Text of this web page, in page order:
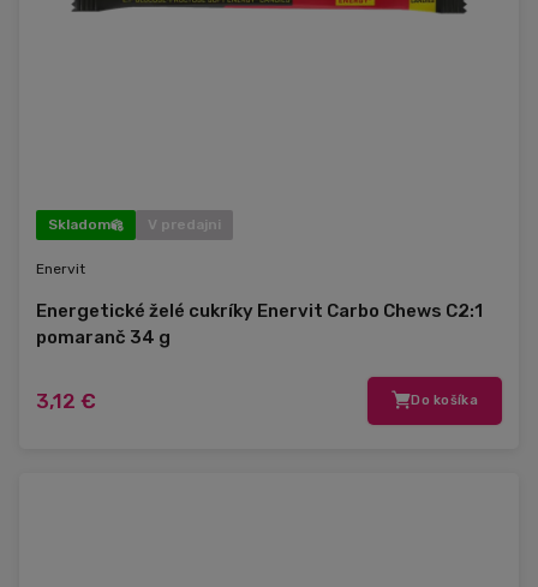
Skladom V predajni
Enervit
Energetické želé cukríky Enervit Carbo Chews C2:1
pomaranč 34 g
3,12 € Do košíka